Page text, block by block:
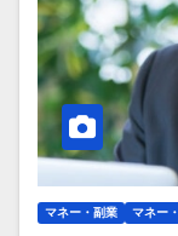
マネー・副業 マネー